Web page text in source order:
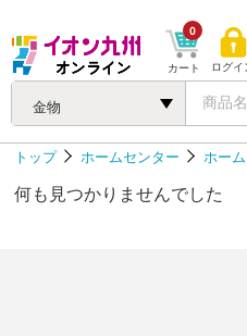
金物
カート
0
ログイ
トップ ホームセンター ホー
何も見つかりませんでした